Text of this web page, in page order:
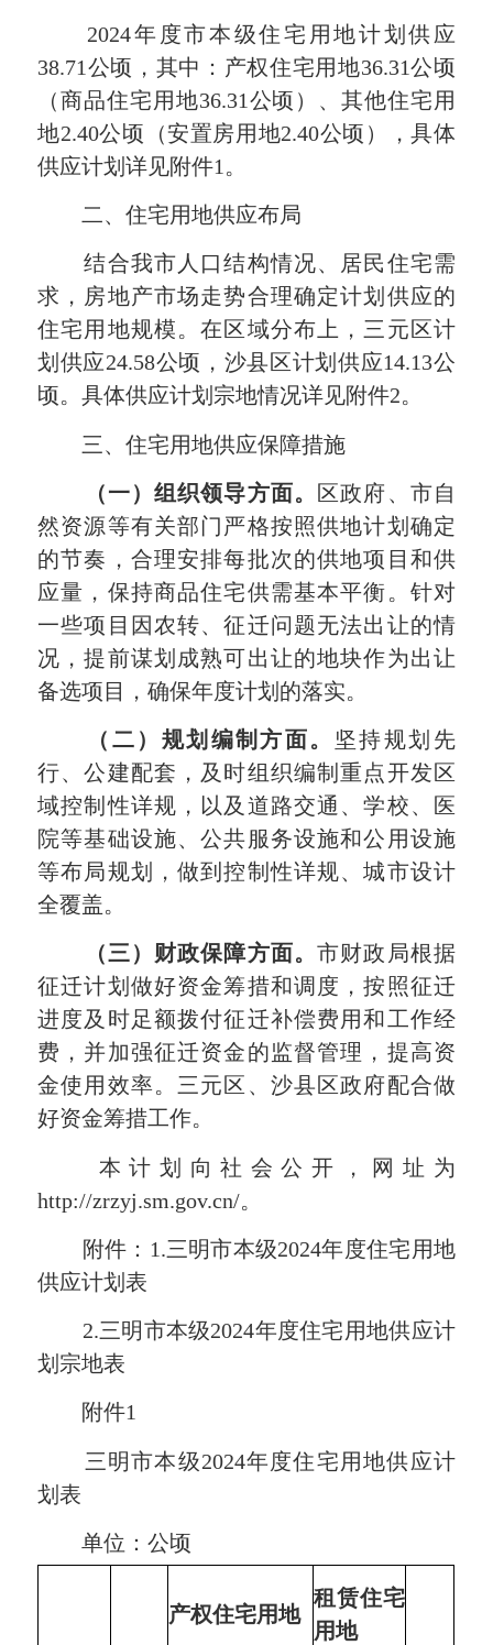
2024年度市本级住宅用地计划供应
38.71公顷，其中：产权住宅用地36.31公顷
（商品住宅用地36.31公顷）、其他住宅用
地2.40公顷（安置房用地2.40公顷），具体
供应计划详见附件1。
二、住宅用地供应布局
结合我市人口结构情况、居民住宅需
求，房地产市场走势合理确定计划供应的
住宅用地规模。在区域分布上，三元区计
划供应24.58公顷，沙县区计划供应14.13公
顷。具体供应计划宗地情况详见附件2。
三、住宅用地供应保障措施
（一）组织领导方面。
区政府、市自
然资源等有关部门严格按照供地计划确定
的节奏，合理安排每批次的供地项目和供
应量，保持商品住宅供需基本平衡。针对
一些项目因农转、征迁问题无法出让的情
况，提前谋划成熟可出让的地块作为出让
备选项目，确保年度计划的落实。
（二）规划编制方面。 坚持规划先
行、公建配套，及时组织编制重点开发区
域控制性详规，以及道路交通、学校、医
院等基础设施、公共服务设施和公用设施
等布局规划，做到控制性详规、城市设计
全覆盖。
（三）财政保障方面。市财政局根据
征迁计划做好资金筹措和调度，按照征迁
进度及时足额拨付征迁补偿费用和工作经
费，并加强征迁资金的监督管理，提高资
金使用效率。三元区、沙县区政府配合做
好资金筹措工作。
本计划向社会公开，网址为
http://zrzyj.sm.gov.cn/。
附件：1.三明市本级2024年度住宅用地
供应计划表
2.三明市本级2024年度住宅用地供应计
划宗地表
附件1
三明市本级2024年度住宅用地供应计
划表
单位：公顷
产权住宅用地
租赁住宅
用地